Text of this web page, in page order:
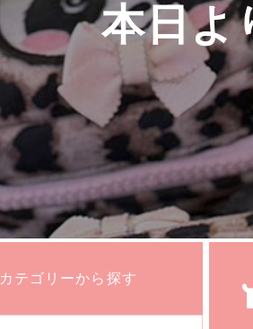
本日
カテゴリーから探す